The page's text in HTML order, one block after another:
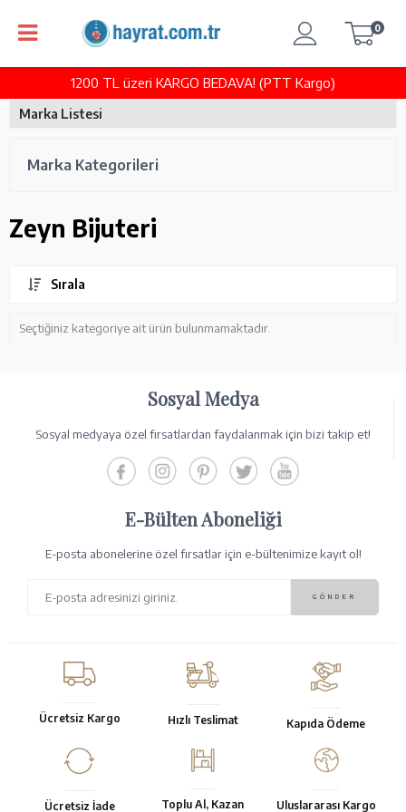
1200 TL üzeri KARGO BEDAVA! (PTT Kargo)
0
Marka Listesi
Marka Kategorileri
Zeyn Bijuteri
Sırala
Seçtiğiniz kategoriye ait ürün bulunmamaktadır.
Sosyal Medya
Sosyal medyaya özel fırsatlardan faydalanmak için bizi takip et!
E-Bülten Aboneliği
E-posta abonelerine özel fırsatlar için e-bültenimize kayıt ol!
Ücretsiz Kargo Hızlı Teslimat Kapıda Ödeme
Ücretsiz İade Toplu Al, Kazan Uluslararası Kargo